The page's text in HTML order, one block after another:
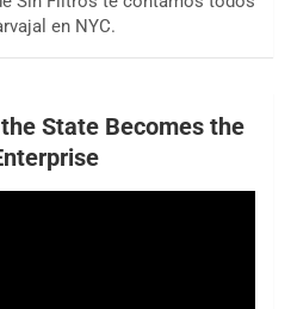
en NYC.
State Becomes the